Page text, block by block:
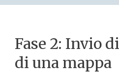
Fase 2: Invio
di una mappa